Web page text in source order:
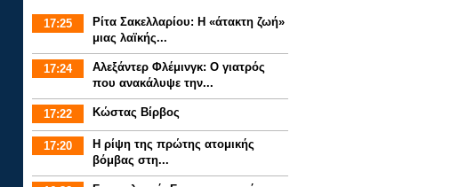
17:25
Ρίτα Σακελλαρίου: Η «άτακτη ζωή»
μιας λαϊκής...
17:24
Αλεξάντερ Φλέμινγκ: Ο γιατρός
που ανακάλυψε την...
17:22 Κώστας Βίρβος
17:20
Η ρίψη της πρώτης ατομικής
βόμβας στη...